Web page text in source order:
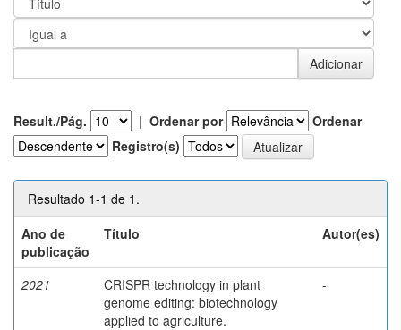
Result./Pág. | Ordenar por
Ordenar
Registro(s)
Resultado 1-1 de 1.
Ano de
publicação
Título Autor(es)
2021
CRISPR technology in plant
genome editing: biotechnology
applied to agriculture.
-